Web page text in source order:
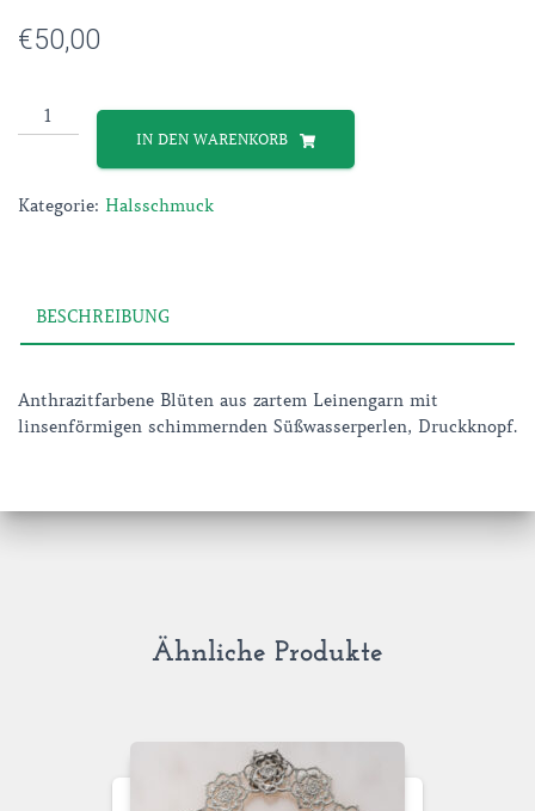
€50,00
Sieben
Perlen
IN DEN WARENKORB
Kategorie: Halsschmuck
BESCHREIBUNG
Anthrazitfarbene Blüten aus zartem Leinengarn mit
linsenförmigen schimmernden Süßwasserperlen, Druckknopf.
Ähnliche Produkte